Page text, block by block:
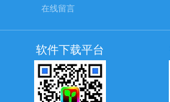
在线留言
软件下载平台